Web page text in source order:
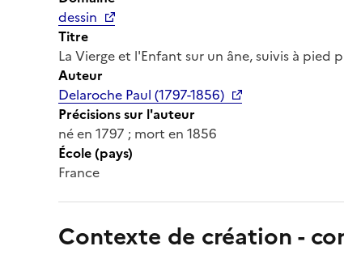
dessin
Titre
La Vierge et l'Enfant sur un âne, suivis à pied
Auteur
Delaroche Paul (1797-1856)
Précisions sur l'auteur
né en 1797 ; mort en 1856
École (pays)
France
Contexte de création -